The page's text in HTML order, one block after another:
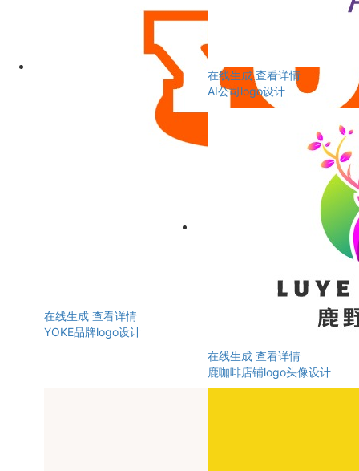
在线生成 查看详情
YOKE品牌logo设计
在线生成 查看详情
AI公司logo设计
在线生成 查看详情
鹿咖啡店铺logo头像设计